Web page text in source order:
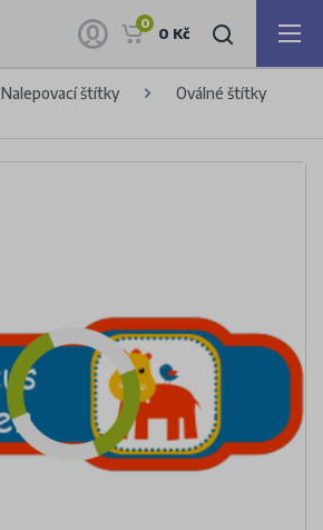
0
0 Kč
Nalepovací štítky
Oválné štítky